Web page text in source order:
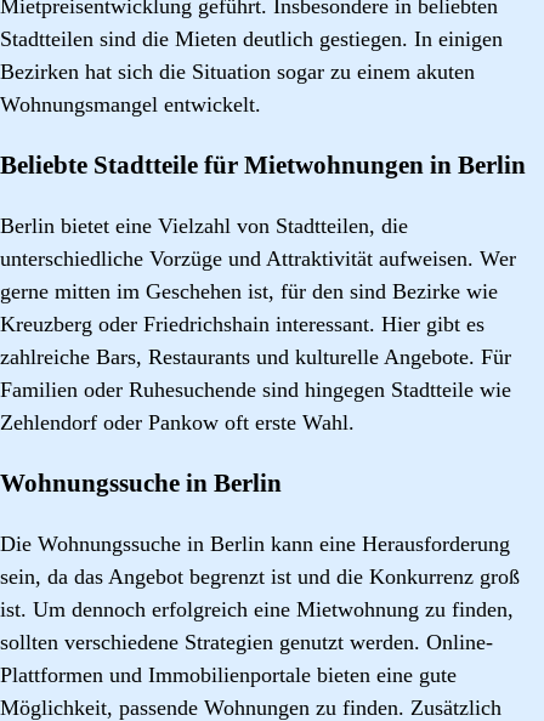
Mietpreisentwicklung geführt. Insbesondere in beliebten
Stadtteilen sind die Mieten deutlich gestiegen. In einigen
Bezirken hat sich die Situation sogar zu einem akuten
Wohnungsmangel entwickelt.
Beliebte Stadtteile für Mietwohnungen in Berlin
Berlin bietet eine Vielzahl von Stadtteilen, die
unterschiedliche Vorzüge und Attraktivität aufweisen. Wer
gerne mitten im Geschehen ist, für den sind Bezirke wie
Kreuzberg oder Friedrichshain interessant. Hier gibt es
zahlreiche Bars, Restaurants und kulturelle Angebote. Für
Familien oder Ruhesuchende sind hingegen Stadtteile wie
Zehlendorf oder Pankow oft erste Wahl.
Wohnungssuche in Berlin
Die Wohnungssuche in Berlin kann eine Herausforderung
sein, da das Angebot begrenzt ist und die Konkurrenz groß
ist. Um dennoch erfolgreich eine Mietwohnung zu finden,
sollten verschiedene Strategien genutzt werden. Online-
Plattformen und Immobilienportale bieten eine gute
Möglichkeit, passende Wohnungen zu finden. Zusätzlich